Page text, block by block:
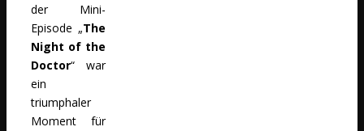
der Mini-
Episode „The
Night of the
Doctor“ war
ein
triumphaler
Moment für